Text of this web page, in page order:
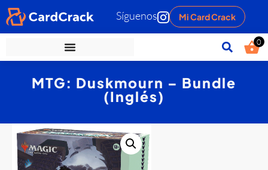
Síguenos Mi Card Crack
0
MTG: Duskmourn – Bundle
(Inglés)